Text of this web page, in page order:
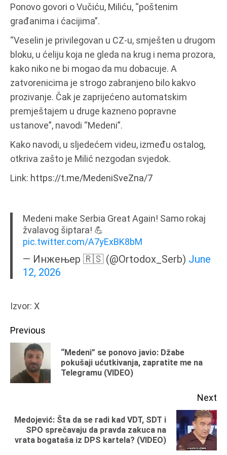
Ponovo govori o Vučiću, Miliću, “poštenim
građanima i ćacijima”.
“Veselin je privilegovan u CZ-u, smješten u drugom
bloku, u ćeliju koja ne gleda na krug i nema prozora,
kako niko ne bi mogao da mu dobacuje. A
zatvorenicima je strogo zabranjeno bilo kakvo
prozivanje. Čak je zaprijećeno automatskim
premještajem u druge kazneno popravne
ustanove”, navodi “Medeni”.
Kako navodi, u sljedećem videu, između ostalog,
otkriva zašto je Milić nezgodan svjedok.
Link: https://t.me/MedeniSveZna/7
Medeni make Serbia Great Again! Samo rokaj
žvalavog šiptara! 💪
pic.twitter.com/A7yExBK8bM
— Инжењер 🇷🇸 (@Ortodox_Serb) June
12, 2026
Izvor: X
Continue
Reading
Previous
“Medeni” se ponovo javio: Džabe
pokušaji ućutkivanja, zapratite me na
Telegramu (VIDEO)
Next
Next
post:
Medojević: Šta da se radi kad VDT, SDT i
SPO sprečavaju da pravda zakuca na
vrata bogataša iz DPS kartela? (VIDEO)